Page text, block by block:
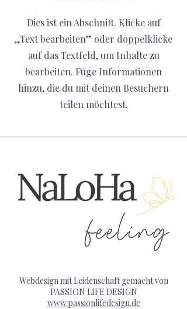
Dies ist ein Abschnitt. Klicke auf
„Text bearbeiten” oder doppelklicke
auf das Textfeld, um Inhalte zu
bearbeiten. Füge Informationen
hinzu, die du mit deinen Besuchern
teilen möchtest.
Webdesign mit Leidenschaft gemacht von
PASSION LIFE DESIGN
www.passionlifedesign.de